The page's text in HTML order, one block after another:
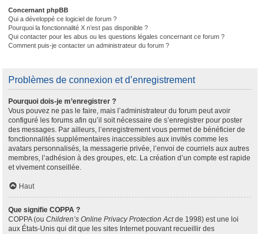
Concernant phpBB
Qui a développé ce logiciel de forum ?
Pourquoi la fonctionnalité X n’est pas disponible ?
Qui contacter pour les abus ou les questions légales concernant ce forum ?
Comment puis-je contacter un administrateur du forum ?
Problèmes de connexion et d’enregistrement
Pourquoi dois-je m’enregistrer ?
Vous pouvez ne pas le faire, mais l’administrateur du forum peut avoir
configuré les forums afin qu’il soit nécessaire de s’enregistrer pour poster
des messages. Par ailleurs, l’enregistrement vous permet de bénéficier de
fonctionnalités supplémentaires inaccessibles aux invités comme les
avatars personnalisés, la messagerie privée, l’envoi de courriels aux autres
membres, l’adhésion à des groupes, etc. La création d’un compte est rapide
et vivement conseillée.
Haut
Que signifie COPPA ?
COPPA (ou Children’s Online Privacy Protection Actde 1998) est une loi
aux États-Unis qui dit que les sites Internet pouvant recueillir des